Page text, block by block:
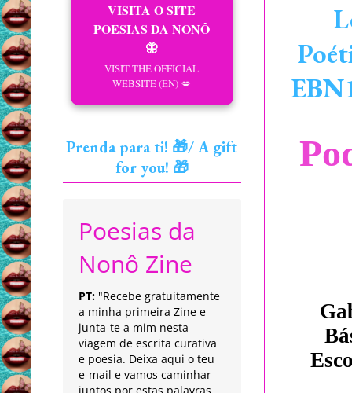
VISITA O SITE
POESIAS DA NONÔ
🦋
VISIT THE OFFICIAL
WEBSITE (EN) 💋
Prenda para ti! 🎁/ A gift
for you! 🎁
Poesias da
Nonô Zine
PT: "Recebe gratuitamente
a minha primeira Zine e
junta-te a mim nesta
viagem de escrita curativa
e poesia. Deixa aqui o teu
e-mail e vamos caminhar